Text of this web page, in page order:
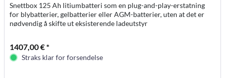
Snettbox 125 Ah litiumbatteri som en plug-and-play-erstatning
for blybatterier, gelbatterier eller AGM-batterier, uten at det er
nødvendig å skifte ut eksisterende ladeutstyr
1407,00 € *
Straks klar for forsendelse